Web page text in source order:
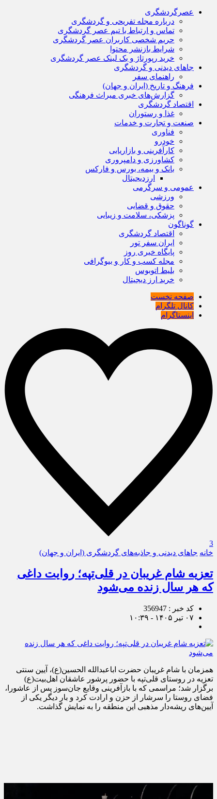
عصرگردشگری
درباره مجله تفریحی و گردشگری
تماس و ارتباط با تیم عصر گردشگری
حریم شخصی کاربران عصر گردشگری
شرایط بازنشر محتوا
خرید رپورتاژ و بک لینک عصر گردشگری
جاهای دیدنی و گردشگری
راهنمای سفر
فرهنگ و تاریخ (ایران و جهان)
گزارش‌های خبری میراث فرهنگی
اقتصاد گردشگری
غذا و رستوران
صنعت و تجارت و خدمات
فناوری
خودرو
کارآفرینی و بازاریابی
کشاورزی و دامپروری
بانک و بیمه، بورس و فارکس
ارزدیجیتال
عمومی و سرگرمی
ورزشی
حقوق و قضایی
پزشکی، سلامت و زیبایی
گوناگون
اقتصاد گردشگری
ایران سفر تور
پایگاه خبری روز
مجله کسب و کار و بیوگرافی
بلیط اتوبوس
خرید ارز دیجیتال
صفحه نخست
کانال تلگرام
اینستاگرام
3
خانه جاهای دیدنی و جاذبه‌های گردشگری (ایران و جهان)
تعزیه شام غریبان در قلی‌تپه؛ روایت داغی
که هر سال زنده می‌شود
کد خبر : 356947
۰۷ تیر ۱۴۰۵ - ۱۰:۳۹
همزمان با شام غریبان حضرت اباعبدالله الحسین(ع)، آیین سنتی
تعزیه در روستای قلی‌تپه با حضور پرشور عاشقان اهل‌بیت(ع)
برگزار شد؛ مراسمی که با بازآفرینی وقایع جان‌سوز پس از عاشورا،
فضای روستا را سرشار از حزن و ارادت کرد و بار دیگر یکی از
آیین‌های ریشه‌دار مذهبی این منطقه را به نمایش گذاشت.